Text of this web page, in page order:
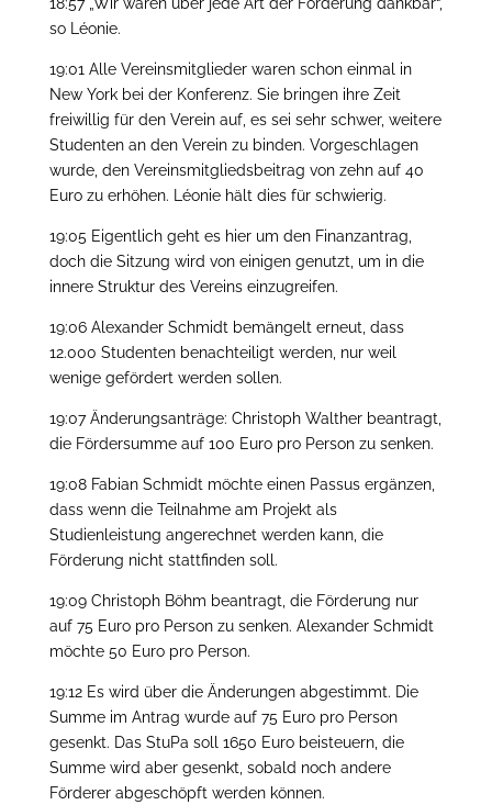
18:57 „Wir wären über jede Art der Förderung dankbar“,
so Léonie.
19:01 Alle Vereinsmitglieder waren schon einmal in
New York bei der Konferenz. Sie bringen ihre Zeit
freiwillig für den Verein auf, es sei sehr schwer, weitere
Studenten an den Verein zu binden. Vorgeschlagen
wurde, den Vereinsmitgliedsbeitrag von zehn auf 40
Euro zu erhöhen. Léonie hält dies für schwierig.
19:05 Eigentlich geht es hier um den Finanzantrag,
doch die Sitzung wird von einigen genutzt, um in die
innere Struktur des Vereins einzugreifen.
19:06 Alexander Schmidt bemängelt erneut, dass
12.000 Studenten benachteiligt werden, nur weil
wenige gefördert werden sollen.
19:07 Änderungsanträge: Christoph Walther beantragt,
die Fördersumme auf 100 Euro pro Person zu senken.
19:08 Fabian Schmidt möchte einen Passus ergänzen,
dass wenn die Teilnahme am Projekt als
Studienleistung angerechnet werden kann, die
Förderung nicht stattfinden soll.
19:09 Christoph Böhm beantragt, die Förderung nur
auf 75 Euro pro Person zu senken. Alexander Schmidt
möchte 50 Euro pro Person.
19:12 Es wird über die Änderungen abgestimmt. Die
Summe im Antrag wurde auf 75 Euro pro Person
gesenkt. Das StuPa soll 1650 Euro beisteuern, die
Summe wird aber gesenkt, sobald noch andere
Förderer abgeschöpft werden können.